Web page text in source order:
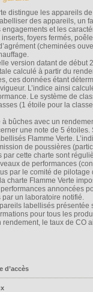
distingue les appareils
des appareils, un
engagements et les
inserts, foyers fermés,
(cheminées
version datant de début
calculé à partir du
ces données étant
L’indice ainsi
Le système de
(1 étoile pour la
bûches avec un
une note de 5
Flamme Verte.
de poussières
par cette charte sont
de performances
par le comité de pilotage
charte Flamme Verte
annoncées
par un laboratoire notifié.
labellisés présentée
pour tous les
rendement, le taux de CO
d’accès